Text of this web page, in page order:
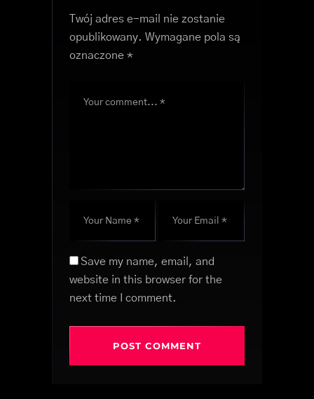
Twój adres e-mail nie zostanie
opublikowany. Wymagane pola są
oznaczone *
Save my name, email, and
website in this browser for the
next time I comment.